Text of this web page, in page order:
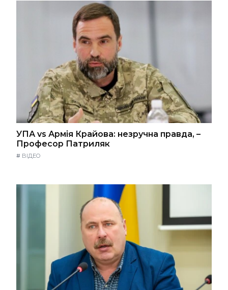
УПА vs Армія Крайова: незручна правда, –
Професор Патриляк
# ВІДЕО